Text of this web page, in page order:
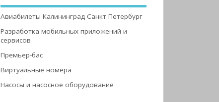
Авиабилеты Калининград Санкт Петербург
Разработка мобильных приложений и
сервисов
Премьер-бас
Виртуальные номера
Насосы и насосное оборудование